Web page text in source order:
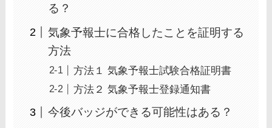
る？
気象予報士に合格したことを証明する
方法
方法１ 気象予報士試験合格証明書
方法２ 気象予報士登録通知書
今後バッジができる可能性はある？